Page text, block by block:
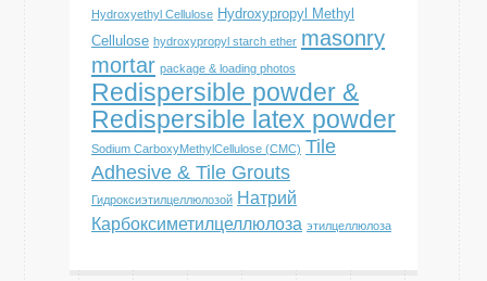
Hydroxyethyl Cellulose Hydroxypropyl Methyl
Cellulose hydroxypropyl starch ether masonry
mortar package & loading photos
Redispersible powder &
Redispersible latex powder
Sodium CarboxyMethylCellulose (CMC) Tile
Adhesive & Tile Grouts
Гидроксиэтилцеллюлозой Натрий
Карбоксиметилцеллюлоза этилцеллюлоза